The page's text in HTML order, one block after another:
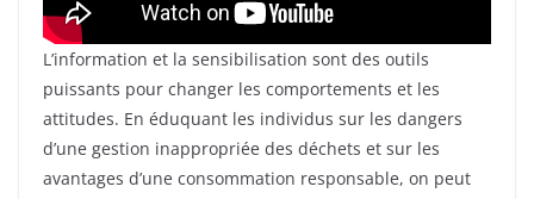
L’information et la sensibilisation sont des outils
puissants pour changer les comportements et les
attitudes. En éduquant les individus sur les dangers
d’une gestion inappropriée des déchets et sur les
avantages d’une consommation responsable, on peut